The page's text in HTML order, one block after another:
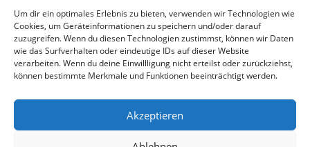
Um dir ein optimales Erlebnis zu bieten, verwenden wir Technologien wie
Cookies, um Geräteinformationen zu speichern und/oder darauf
zuzugreifen. Wenn du diesen Technologien zustimmst, können wir Daten
wie das Surfverhalten oder eindeutige IDs auf dieser Website
verarbeiten. Wenn du deine Einwillligung nicht erteilst oder zurückziehst,
können bestimmte Merkmale und Funktionen beeinträchtigt werden.
Akzeptieren
Unser aktuelles Motto:
Karneval auf hoher
See, PCV Aloahee